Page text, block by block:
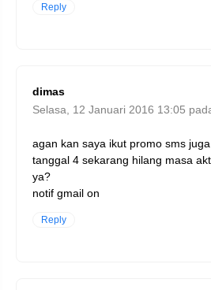
Reply
dimas
Selasa, 12 Januari 2016 13:05
agan kan saya ikut promo sms
tanggal 4 sekarang hilang masa
ya?
notif gmail on
Reply